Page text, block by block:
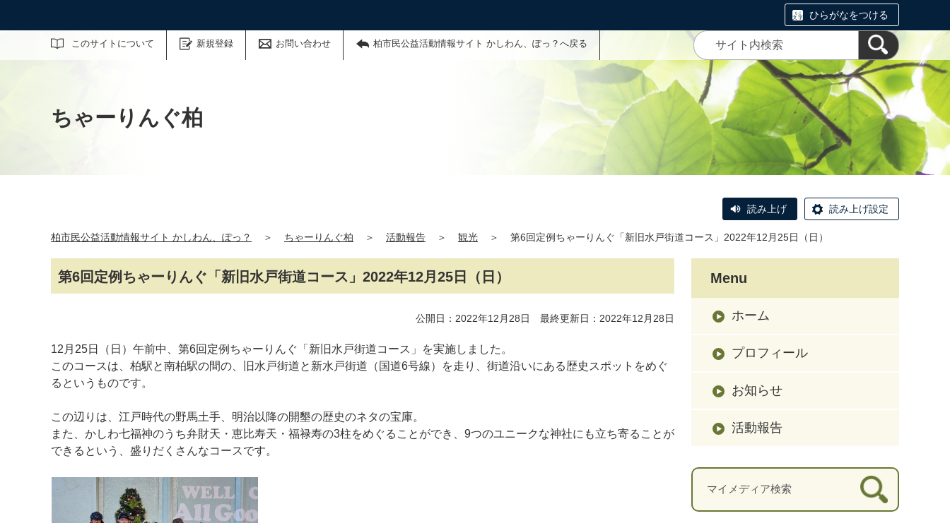
ひらがなをつける
このサイトについて 新規登録 お問い合わせ 柏市民公益活動情報サイト かしわん、ぽっ？へ戻る
サイト内検索
ちゃーりんぐ柏
読み上げ 読み上げ設定
柏市民公益活動情報サイト かしわん、ぽっ？ ＞ ちゃーりんぐ柏 ＞ 活動報告 ＞ 観光 ＞ 第6回定例ちゃーりんぐ「新旧水戸街道コース」2022年12月25日（日）
第6回定例ちゃーりんぐ「新旧水戸街道コース」2022年12月25日（日）
公開日：2022年12月28日 最終更新日：2022年12月28日
12月25日（日）午前中、第6回定例ちゃーりんぐ「新旧水戸街道コース」を実施しました。
このコースは、柏駅と南柏駅の間の、旧水戸街道と新水戸街道（国道6号線）を走り、街道沿いにある歴史スポットをめぐ
るというものです。
この辺りは、江戸時代の野馬土手、明治以降の開墾の歴史のネタの宝庫。
また、かしわ七福神のうち弁財天・恵比寿天・福禄寿の3柱をめぐることができ、9つのユニークな神社にも立ち寄ることが
できるという、盛りだくさんなコースです。
Menu
ホーム
プロフィール
お知らせ
活動報告
マイメディア検索